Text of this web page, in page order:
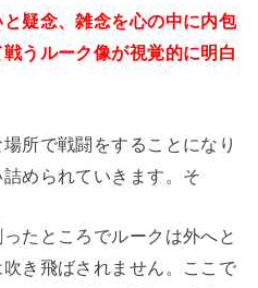
疑念、雑念を心の中に内包
うルーク像が視覚的に明白
所で戦闘をすることになり
められていきます。そ
たところでルークは外へと
き飛ばされません。ここで